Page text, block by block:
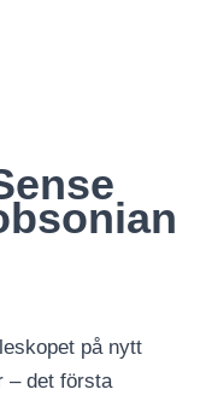
på nytt
– det första